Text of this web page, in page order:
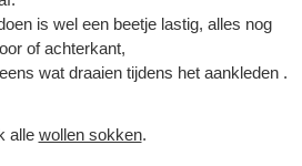
is wel een beetje lastig, alles nog
of achterkant,
wat draaien tijdens het aankleden .
alle wollen sokken.